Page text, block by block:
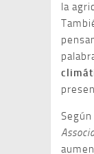
la
Según